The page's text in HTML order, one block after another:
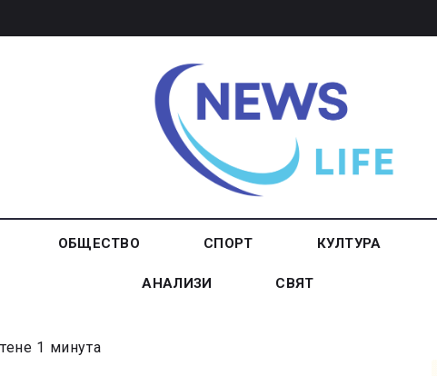
ОБЩЕСТВО СПОРТ КУЛТУРА
АНАЛИЗИ СВЯТ
1 минута